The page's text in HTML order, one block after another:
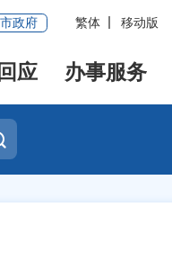
市政府 繁体 移动版
应 办事服务